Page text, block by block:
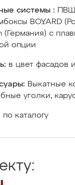
системы :
BOYARD
(Германия) с
опции
в цвет фасадов
Выкатные
уголки,
по каталогу